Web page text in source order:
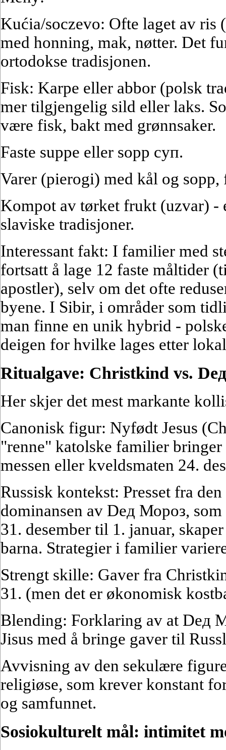
Kućia/soczevo: Ofte laget av
med honning, mak, nøtter. Det
ortodokse tradisjonen.
Fisk: Karpe eller abbor (polsk
mer tilgjengelig sild eller laks.
være fisk, bakt med grønnsaker.
Faste suppe eller sopp суп.
Varer (pierogi) med kål og sopp,
Kompot av tørket frukt (uzvar) -
slaviske tradisjoner.
Interessant fakt: I familier med
fortsatt å lage 12 faste måltider
apostler), selv om det ofte
byene. I Sibir, i områder som
man finne en unik hybrid -
deigen for hvilke lages etter
Ritualgave: Christkind vs.
Her skjer det mest markante
Canonisk figur: Nyfødt Jesus
"renne" katolske familier bringer
messen eller kveldsmaten 24.
Russisk kontekst: Presset fra
dominansen av Dед Мороз,
31. desember til 1. januar,
barna. Strategier i familier
Strengt skille: Gaver fra
31. (men det er økonomisk
Blending: Forklaring av at Dед
Jisus med å bringe gaver til
Avvisning av den sekulære
religiøse, som krever konstant
og samfunnet.
Sosiokulturelt mål: intimitet